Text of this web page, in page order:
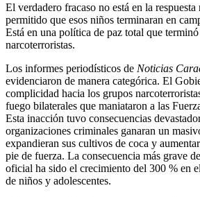
El verdadero fracaso no está en la
permitido que esos niños terminaran en
Está en una política de paz total que
narcoterroristas.
Los informes periodísticos de Noticias
evidenciaron de manera categórica. El
complicidad hacia los grupos
fuego bilaterales que maniataron a las
Esta inacción tuvo consecuencias
organizaciones criminales ganaran un
expandieran sus cultivos de coca y
pie de fuerza. La consecuencia más grave
oficial ha sido el crecimiento del 300 % en
de niños y adolescentes.